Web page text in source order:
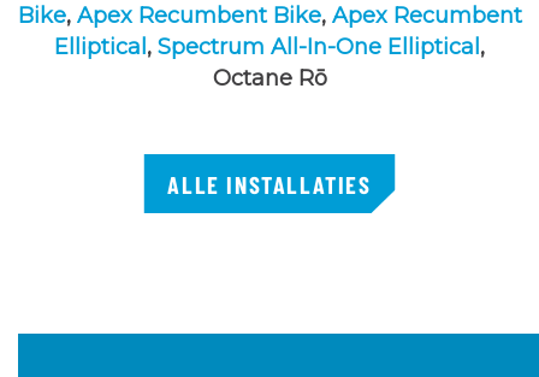
Bike, Apex Recumbent Bike, Apex Recumbent
Elliptical , Spectrum All-In-One Elliptical ,
Octane Rō
ALLE INSTALLATIES